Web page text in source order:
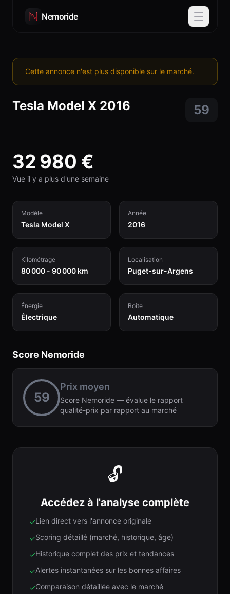
Nemoride
Cette annonce n'est plus disponible sur le marché.
Tesla Model X 2016 59
32 980 €
Vue il y a plus d'une semaine
Modèle
Tesla Model X
Année
2016
Kilométrage
80 000 - 90 000 km
Localisation
Puget-sur-Argens
Énergie
Électrique
Boîte
Automatique
Score Nemoride
59
Prix moyen
Score Nemoride — évalue le rapport
qualité-prix par rapport au marché
🔓
Accédez à l'analyse complète
✓Lien direct vers l'annonce originale
✓Scoring détaillé (marché, historique, âge)
✓Historique complet des prix et tendances
✓Alertes instantanées sur les bonnes affaires
✓Comparaison détaillée avec le marché